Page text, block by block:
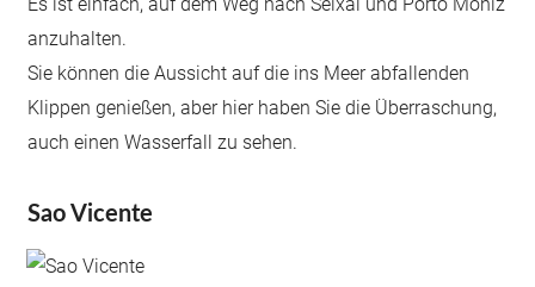
Es ist einfach, auf dem Weg nach Seixal und Porto Moniz
anzuhalten.
Sie können die Aussicht auf die ins Meer abfallenden
Klippen genießen, aber hier haben Sie die Überraschung,
auch einen Wasserfall zu sehen.
Sao Vicente